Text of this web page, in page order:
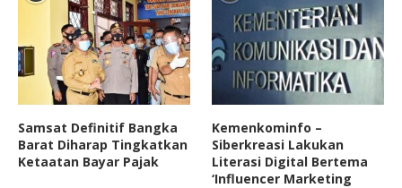
Samsat Definitif Bangka
Barat Diharap Tingkatkan
Ketaatan Bayar Pajak
Kemenkominfo –
Siberkreasi Lakukan
Literasi Digital Bertema
‘Influencer Marketing